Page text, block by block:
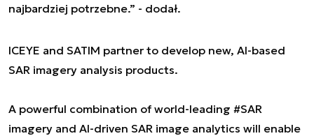
najbardziej potrzebne.” - dodał.
ICEYE and SATIM partner to develop new, AI-based
SAR imagery analysis products.
A powerful combination of world-leading #SAR
imagery and AI-driven SAR image analytics will enable